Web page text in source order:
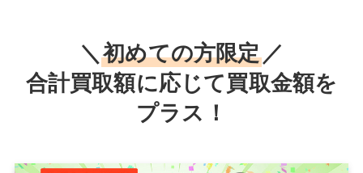
＼初めての方限定／
合計買取額に応じて買取金額を
プラス！